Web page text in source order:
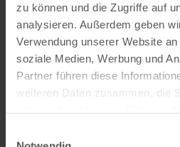
zu können und die Zugriffe auf
analysieren. Außerdem geben
Verwendung unserer Website
soziale Medien, Werbung und
Partner führen diese
weiteren Daten zusammen, die
Ulmener Maar